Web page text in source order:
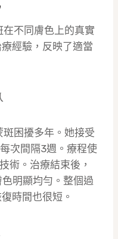
不同膚色上的真實
經驗，反映了適當
困擾多年。她接受
次間隔3週。療程使
術。治療結束後，
明顯均勻。整個過
時間也很短。